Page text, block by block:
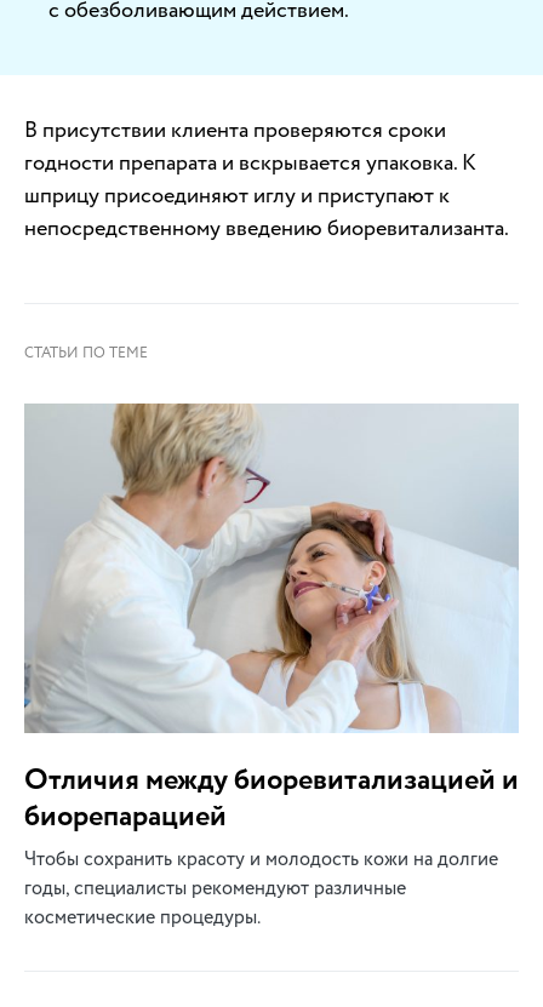
с обезболивающим действием.
В присутствии клиента проверяются сроки
годности препарата и вскрывается упаковка. К
шприцу присоединяют иглу и приступают к
непосредственному введению биоревитализанта.
Отличия между биоревитализацией и
биорепарацией
Чтобы сохранить красоту и молодость кожи на долгие
годы, специалисты рекомендуют различные
косметические процедуры.